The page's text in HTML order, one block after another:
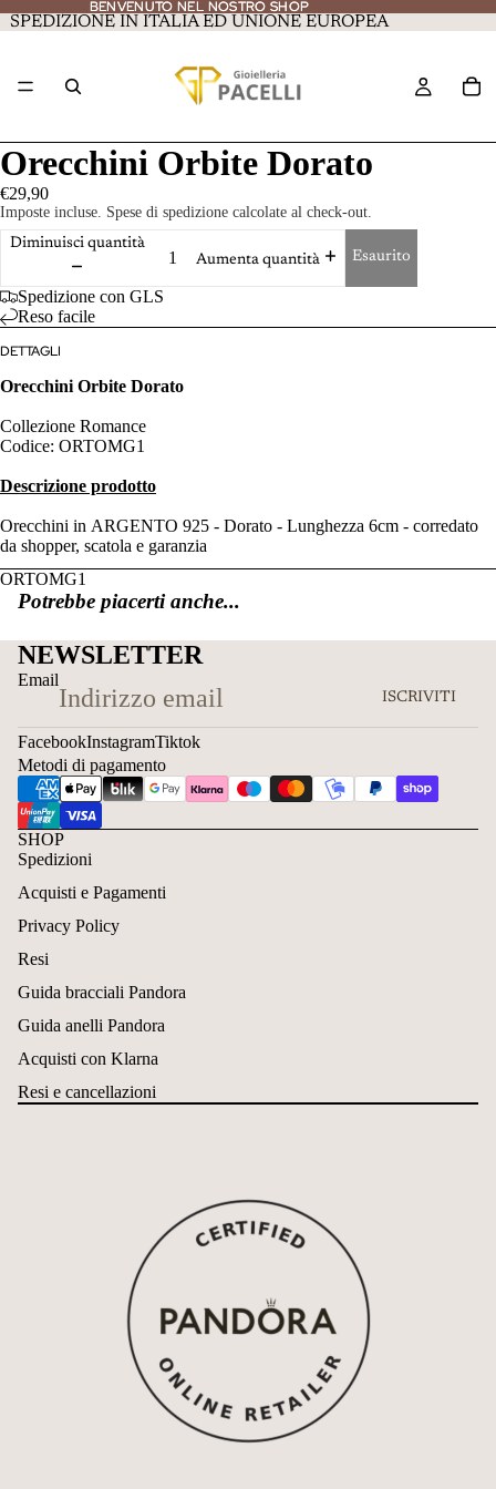
BENVENUTO NEL NOSTRO SHOP
BENVENUTO NEL NOSTRO SHOP
SPEDIZIONE IN ITALIA ED UNIONE EUROPEA
Orecchini Orbite Dorato
€29,90
Imposte incluse. Spese di spedizione calcolate al check-out.
Diminuisci quantità
Aumenta quantità
Esaurito
Spedizione con GLS
Reso facile
DETTAGLI
Orecchini Orbite Dorato
Collezione Romance
Codice: ORTOMG1
Descrizione prodotto
Orecchini in ARGENTO 925 - Dorato - Lunghezza 6cm - corredato
da shopper, scatola e garanzia
ORTOMG1
Potrebbe piacerti anche...
NEWSLETTER
Email
ISCRIVITI
FacebookInstagramTiktok
Metodi di pagamento
SHOP
Spedizioni
Acquisti e Pagamenti
Privacy Policy
Resi
Guida bracciali Pandora
Guida anelli Pandora
Acquisti con Klarna
Resi e cancellazioni
Informativa sui rimborsi